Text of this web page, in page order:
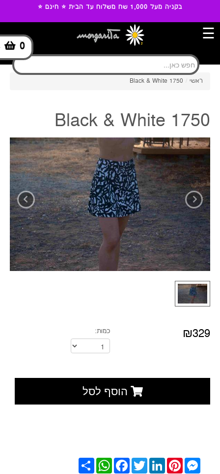
בקניה מעל 1,000 שח משלוח עד הבית ⭐ חינם ⭐
0
☰
ראשי /
1750 Black & White
1750 Black & White
₪329 כמות:
הוסף לסל
שתף
WhatsAppFacebook TwitterLinkedInPinterest
Messenger